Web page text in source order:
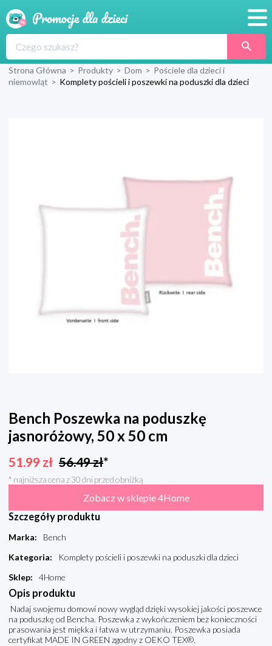
Produkty
Strona Główna > Produkty > Dom > Pościele dla dzieci i
niemowląt > Komplety pościeli i poszewki na poduszki dla dzieci
Bench Poszewka na poduszkę
jasnoróżowy, 50 x 50 cm
51.99 zł 56.49zł*
* najniższa cena z 30 dni przed obniżką
Zobacz w sklepie 4Home
Szczegóły produktu
Marka:
Bench
Kategoria:
Komplety pościeli i poszewki na poduszki dla dzieci
Sklep: 4Home
Opis produktu
Nadaj swojemu domowi nowy wygląd dzięki wysokiej jakości poszewce
na poduszkę od Bencha. Poszewka z wykończeniem bez konieczności
prasowania jest miękka i łatwa w utrzymaniu. Poszewka posiada
certyfikat MADE IN GREEN zgodny z OEKO TEX®.